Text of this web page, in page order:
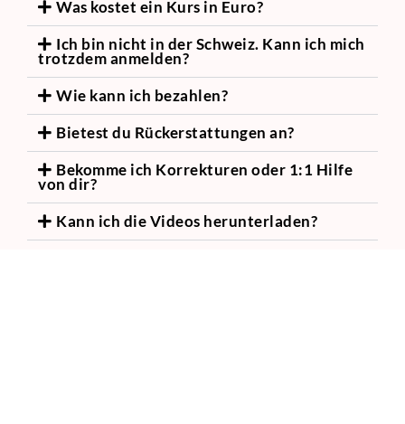
Was kostet ein Kurs in Euro?
Ich bin nicht in der Schweiz. Kann ich mich
trotzdem anmelden?
Wie kann ich bezahlen?
Bietest du Rückerstattungen an?
Bekomme ich Korrekturen oder 1:1 Hilfe
von dir?
Kann ich die Videos herunterladen?